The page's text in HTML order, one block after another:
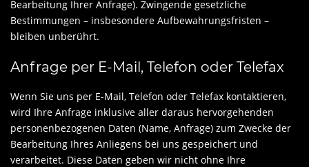
Bearbeitung Ihrer Anfrage). Zwingende gesetzliche
Bestimmungen – insbesondere Aufbewahrungsfristen –
bleiben unberührt.
Anfrage per E-Mail, Telefon oder Telefax
Wenn Sie uns per E-Mail, Telefon oder Telefax kontaktieren,
wird Ihre Anfrage inklusive aller daraus hervorgehenden
personenbezogenen Daten (Name, Anfrage) zum Zwecke der
Bearbeitung Ihres Anliegens bei uns gespeichert und
verarbeitet. Diese Daten geben wir nicht ohne Ihre